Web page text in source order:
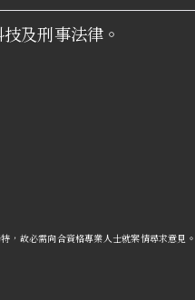
及刑事法律。
，故必需向合資格專業人士就案情尋求意見。